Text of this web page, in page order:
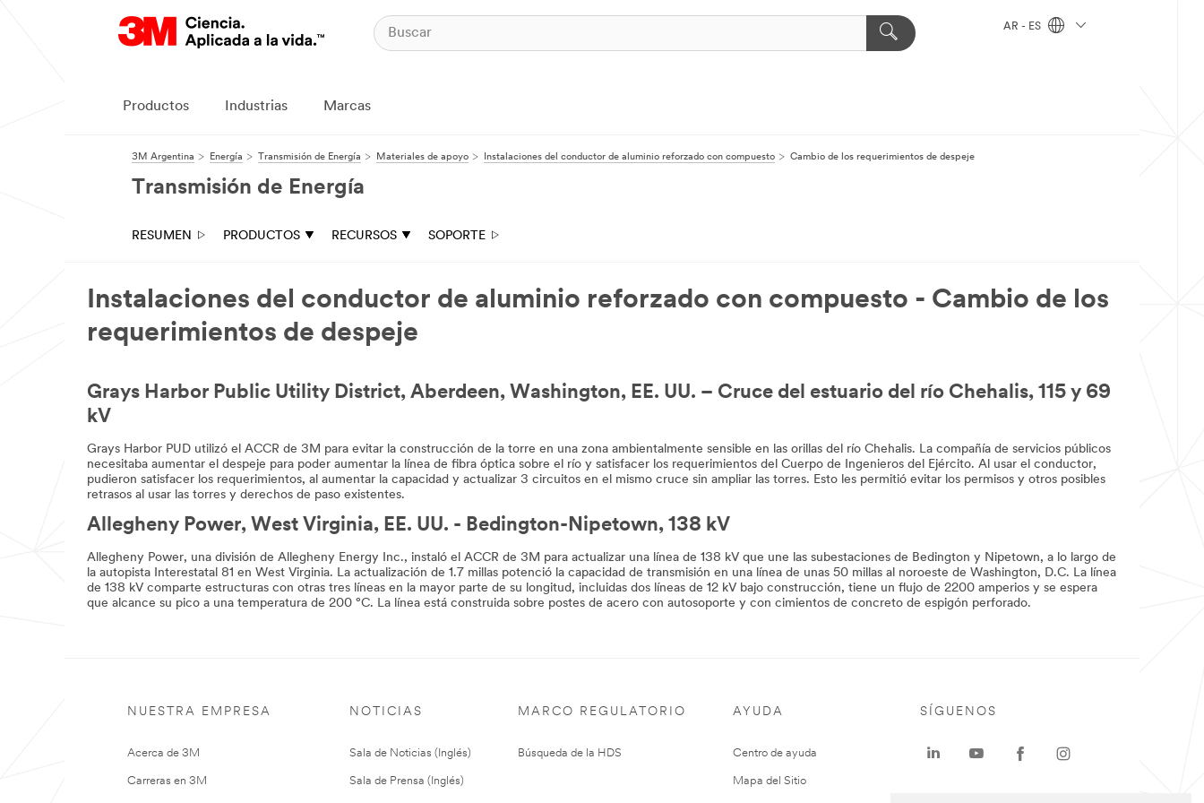
AR - ES
Productos Industrias Marcas
3M Argentina Energía Transmisión de Energía Materiales de apoyo Instalaciones del conductor de aluminio reforzado con compuesto Cambio de los requerimientos de despeje
Transmisión de Energía
RESUMEN PRODUCTOS RECURSOS SOPORTE
Instalaciones del conductor de aluminio reforzado con compuesto - Cambio de los
requerimientos de despeje
Grays Harbor Public Utility District, Aberdeen, Washington, EE. UU. – Cruce del estuario del río Chehalis, 115 y 69
kV
Grays Harbor PUD utilizó el ACCR de 3M para evitar la construcción de la torre en una zona ambientalmente sensible en las orillas del río Chehalis. La compañía de servicios públicos
necesitaba aumentar el despeje para poder aumentar la línea de fibra óptica sobre el río y satisfacer los requerimientos del Cuerpo de Ingenieros del Ejército. Al usar el conductor,
pudieron satisfacer los requerimientos, al aumentar la capacidad y actualizar 3 circuitos en el mismo cruce sin ampliar las torres. Esto les permitió evitar los permisos y otros posibles
retrasos al usar las torres y derechos de paso existentes.
Allegheny Power, West Virginia, EE. UU. - Bedington-Nipetown, 138 kV
Allegheny Power, una división de Allegheny Energy Inc., instaló el ACCR de 3M para actualizar una línea de 138 kV que une las subestaciones de Bedington y Nipetown, a lo largo de
la autopista Interestatal 81 en West Virginia. La actualización de 1.7 millas potenció la capacidad de transmisión en una línea de unas 50 millas al noroeste de Washington, D.C. La línea
de 138 kV comparte estructuras con otras tres líneas en la mayor parte de su longitud, incluidas dos líneas de 12 kV bajo construcción, tiene un flujo de 2200 amperios y se espera
que alcance su pico a una temperatura de 200 °C. La línea está construida sobre postes de acero con autosoporte y con cimientos de concreto de espigón perforado.
NUESTRA EMPRESA
Acerca de 3M
Carreras en 3M
NOTICIAS
Sala de Noticias (Inglés)
Sala de Prensa (Inglés)
MARCO REGULATORIO
Búsqueda de la HDS
AYUDA
Centro de ayuda
Mapa del Sitio
SÍGUENOS